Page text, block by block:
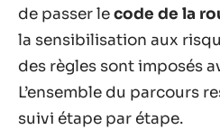
de passer lecode de la
la sensibilisation aux
des règles sont imposés
L’ensemble du parcours
suivi étape par étape.